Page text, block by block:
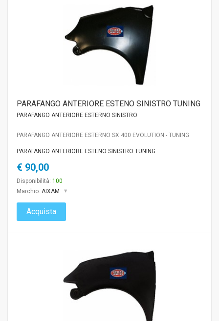
PARAFANGO ANTERIORE ESTENO SINISTRO TUNING
PARAFANGO ANTERIORE ESTERNO SINISTRO
PARAFANGO ANTERIORE ESTERNO SX 400 EVOLUTION - TUNING
PARAFANGO ANTERIORE ESTENO SINISTRO TUNING
€ 90,00
Disponibilità: 100
Marchio: AIXAM
Acquista